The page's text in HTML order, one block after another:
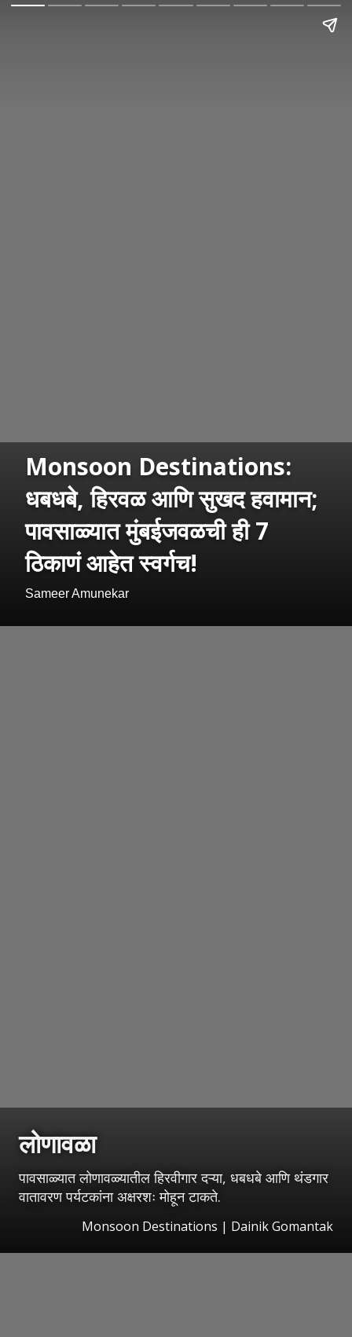
Monsoon Destinations:
धबधबे, हिरवळ आणि सुखद हवामान;
पावसाळ्यात मुंबईजवळची ही 7
ठिकाणं आहेत स्वर्गच!
Sameer Amunekar
लोणावळा
पावसाळ्यात लोणावळ्यातील हिरवीगार दऱ्या, धबधबे आणि थंडगार
वातावरण पर्यटकांना अक्षरशः मोहून टाकते.
Monsoon Destinations | Dainik Gomantak